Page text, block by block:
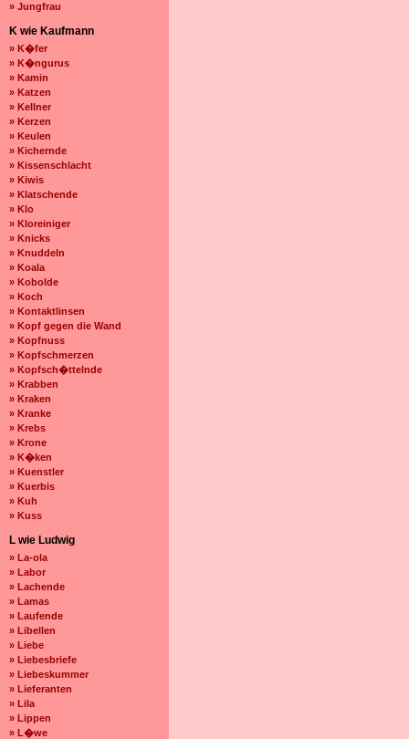
» Jungfrau
K wie Kaufmann
» K�fer
» K�ngurus
» Kamin
» Katzen
» Kellner
» Kerzen
» Keulen
» Kichernde
» Kissenschlacht
» Kiwis
» Klatschende
» Klo
» Kloreiniger
» Knicks
» Knuddeln
» Koala
» Kobolde
» Koch
» Kontaktlinsen
» Kopf gegen die Wand
» Kopfnuss
» Kopfschmerzen
» Kopfsch�ttelnde
» Krabben
» Kraken
» Kranke
» Krebs
» Krone
» K�ken
» Kuenstler
» Kuerbis
» Kuh
» Kuss
L wie Ludwig
» La-ola
» Labor
» Lachende
» Lamas
» Laufende
» Libellen
» Liebe
» Liebesbriefe
» Liebeskummer
» Lieferanten
» Lila
» Lippen
» L�we